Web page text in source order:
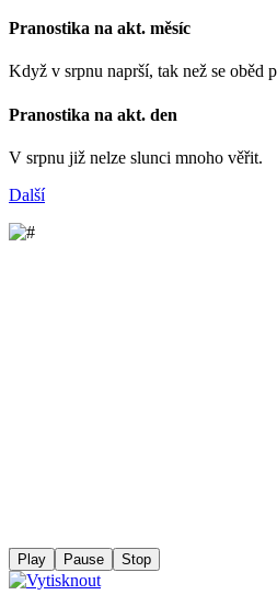
Pranostika na akt. měsíc
Když v srpnu naprší, tak než se oběd
Pranostika na akt. den
V srpnu již nelze slunci mnoho věřit.
Další
Play Pause Stop